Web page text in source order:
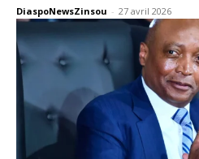
DiaspoNewsZinsou - 27 avril 2026